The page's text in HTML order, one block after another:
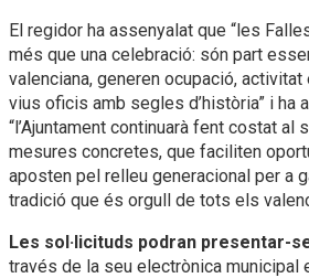
El regidor ha assenyalat que “les
més que una celebració: són part
valenciana, generen ocupació,
vius oficis amb segles d’història” i ha
“l’Ajuntament continuarà fent costat al
mesures concretes, que faciliten
aposten pel relleu generacional per a
tradició que és orgull de tots els
Les sol·licituds podran presentar-
través de la seu electrònica municipal